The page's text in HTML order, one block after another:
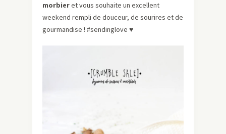
morbieret vous souhaite un excellent
weekend rempli de douceur, de sourires et de
gourmandise ! #sendinglove ♥